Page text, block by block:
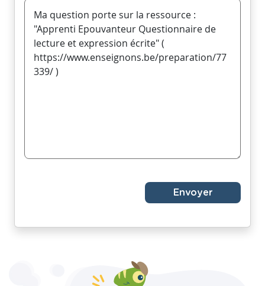
Envoyer